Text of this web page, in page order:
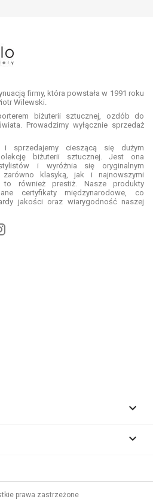
firmy, która powstała w 1991 roku
Wilewski.
biżuterii sztucznej, ozdób do
Prowadzimy wyłącznie sprzedaż
sprzedajemy cieszącą się dużym
biżuterii sztucznej. Jest ona
i wyróżnia się oryginalnym
zarówno klasyką, jak i najnowszymi
to również prestiż. Nasze produkty
certyfikaty międzynarodowe, co
jakości oraz wiarygodność naszej


prawa zastrzeżone